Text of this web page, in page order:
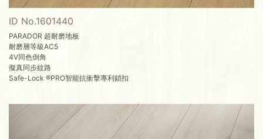
ID No.1601440
PARADOR 超耐磨地板
耐磨層等級AC5
4V同色倒角
擬真同步紋路
Safe-Lock ®PRO智能抗衝擊專利鎖扣